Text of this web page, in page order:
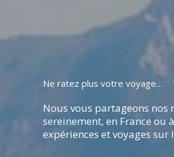
Ne ratez plus votre voyage…
Nous vous partageons
sereinement, en France ou
expériences et voyages sur